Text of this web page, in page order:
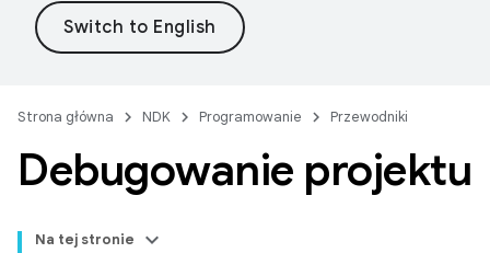
Strona główna NDK Programowanie Przewodniki
Debugowanie projektu
Na tej stronie